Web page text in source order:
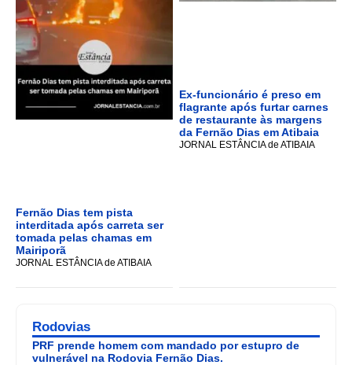
Fernão Dias tem pista
interditada após carreta ser
tomada pelas chamas em
Mairiporã
JORNAL ESTÂNCIA de ATIBAIA
Ex-funcionário é preso em
flagrante após furtar carnes
de restaurante às margens
da Fernão Dias em Atibaia
JORNAL ESTÂNCIA de ATIBAIA
Rodovias
PRF prende homem com mandado por estupro de
vulnerável na Rodovia Fernão Dias.